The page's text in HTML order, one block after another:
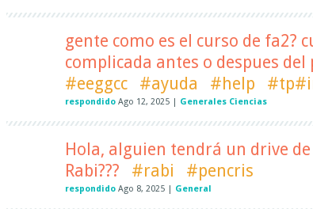
gente como es el curso de fa2?
complicada antes o despues
#eeggcc
#ayuda #help
respondido Ago 12, 2025 Generales Ciencias
Hola, alguien tendrá un drive
Rabi???
#rabi #pencris
respondido Ago 8, 2025 General